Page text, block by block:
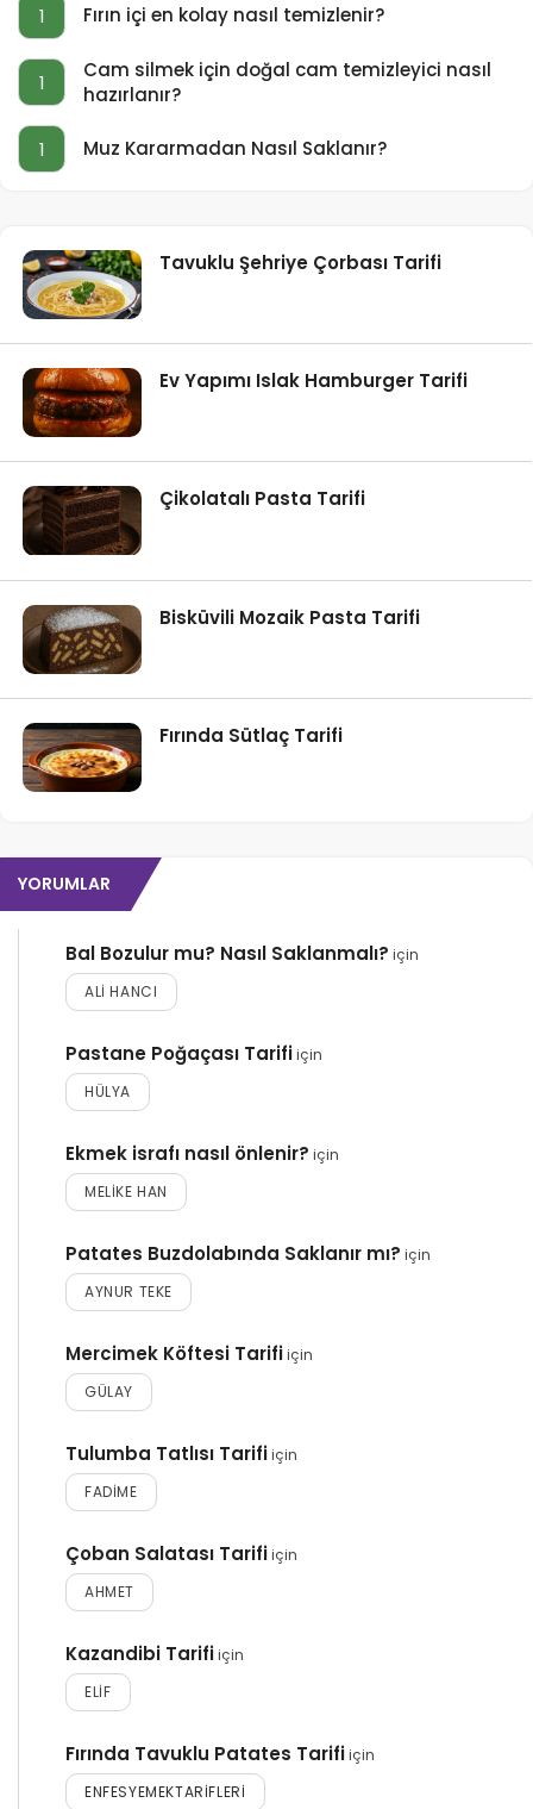
1 Fırın içi en kolay nasıl temizlenir?
1
Cam silmek için doğal cam temizleyici nasıl
hazırlanır?
1 Muz Kararmadan Nasıl Saklanır?
Tavuklu Şehriye Çorbası Tarifi
Ev Yapımı Islak Hamburger Tarifi
Çikolatalı Pasta Tarifi
Bisküvili Mozaik Pasta Tarifi
Fırında Sütlaç Tarifi
YORUMLAR
Bal Bozulur mu? Nasıl Saklanmalı? için
ALI HANCI
Pastane Poğaçası Tarifiiçin
HÜLYA
Ekmek israfı nasıl önlenir? için
MELIKE HAN
Patates Buzdolabında Saklanır mı? için
AYNUR TEKE
Mercimek Köftesi Tarifiiçin
GÜLAY
Tulumba Tatlısı Tarifiiçin
FADIME
Çoban Salatası Tarifiiçin
AHMET
Kazandibi Tarifiiçin
ELIF
Fırında Tavuklu Patates Tarifiiçin
ENFESYEMEKTARIFLERI